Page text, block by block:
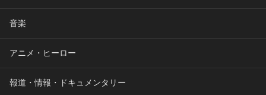
音楽
アニメ・ヒーロー
報道・情報・ドキュメンタリー